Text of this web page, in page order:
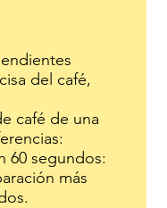
del café,
café de una
60 segundos:
más